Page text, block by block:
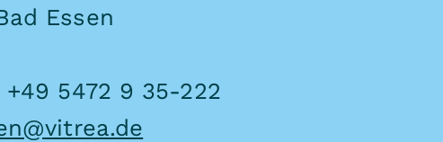
Essen
5472 9 35-222